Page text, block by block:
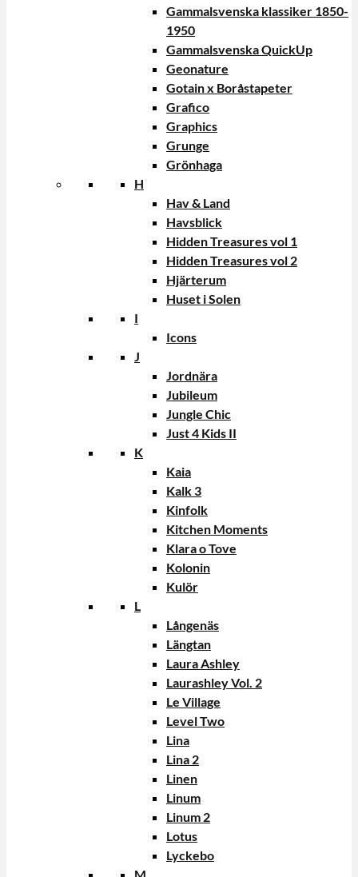
Gammalsvenska klassiker 1850-
1950
Gammalsvenska QuickUp
Geonature
Gotain x Boråstapeter
Grafico
Graphics
Grunge
Grönhaga
H
Hav & Land
Havsblick
Hidden Treasures vol 1
Hidden Treasures vol 2
Hjärterum
Huset i Solen
I
Icons
J
Jordnära
Jubileum
Jungle Chic
Just 4 Kids II
K
Kaia
Kalk 3
Kinfolk
Kitchen Moments
Klara o Tove
Kolonin
Kulör
L
Långenäs
Längtan
Laura Ashley
Laurashley Vol. 2
Le Village
Level Two
Lina
Lina 2
Linen
Linum
Linum 2
Lotus
Lyckebo